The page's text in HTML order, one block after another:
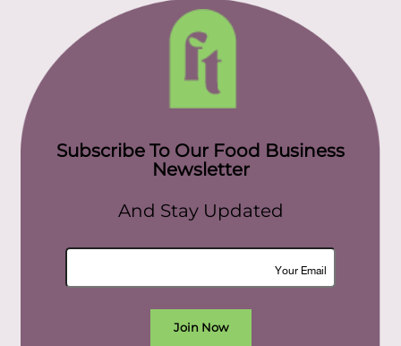
Subscribe To Our Food Business
Newsletter
And Stay Updated
Join Now